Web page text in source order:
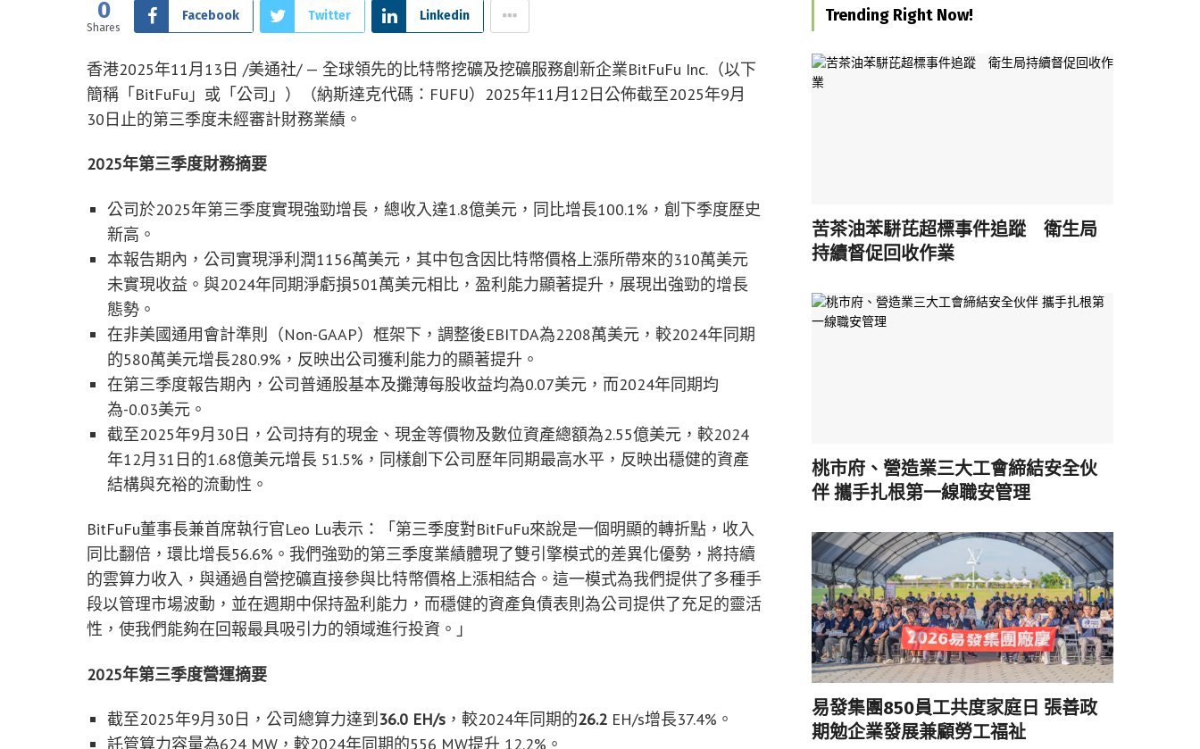
0
Shares
Facebook Twitter Linkedin
香港2025年11月13日 /美通社/ — 全球領先的比特幣挖礦及挖礦服務創新企業BitFuFu Inc.（以下
簡稱「BitFuFu」或「公司」）（納斯達克代碼：FUFU）2025年11月12日公佈截至2025年9月
30日止的第三季度未經審計財務業績。
2025年第三季度財務摘要
公司於2025年第三季度實現強勁增長，總收入達1.8億美元，同比增長100.1%，創下季度歷史
新高。
本報告期內，公司實現淨利潤1156萬美元，其中包含因比特幣價格上漲所帶來的310萬美元
未實現收益。與2024年同期淨虧損501萬美元相比，盈利能力顯著提升，展現出強勁的增長
態勢。
在非美國通用會計準則（Non-GAAP）框架下，調整後EBITDA為2208萬美元，較2024年同期
的580萬美元增長280.9%，反映出公司獲利能力的顯著提升。
在第三季度報告期內，公司普通股基本及攤薄每股收益均為0.07美元，而2024年同期均
為-0.03美元。
截至2025年9月30日，公司持有的現金、現金等價物及數位資產總額為2.55億美元，較2024
年12月31日的1.68億美元增長 51.5%，同樣創下公司歷年同期最高水平，反映出穩健的資產
結構與充裕的流動性。
BitFuFu董事長兼首席執行官Leo Lu表示：「第三季度對BitFuFu來說是一個明顯的轉折點，收入
同比翻倍，環比增長56.6%。我們強勁的第三季度業績體現了雙引擎模式的差異化優勢，將持續
的雲算力收入，與通過自營挖礦直接參與比特幣價格上漲相結合。這一模式為我們提供了多種手
段以管理市場波動，並在週期中保持盈利能力，而穩健的資產負債表則為公司提供了充足的靈活
性，使我們能夠在回報最具吸引力的領域進行投資。」
2025年第三季度營運摘要
截至2025年9月30日，公司總算力達到 36.0 EH/s ，較2024年同期的26.2 EH/s增長37.4%。
託管算力容量為624 MW，較2024年同期的556 MW提升 12.2%。
Trending Right Now!
苦茶油苯駢芘超標事件追蹤 衛生局
持續督促回收作業
桃市府、營造業三大工會締結安全伙
伴 攜手扎根第一線職安管理
易發集團850員工共度家庭日 張善政
期勉企業發展兼顧勞工福祉